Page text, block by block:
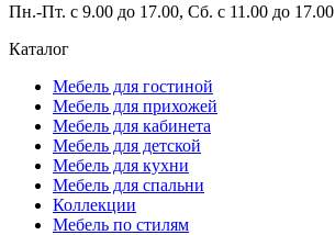
Пн.-Пт. с 9.00 до 17.00, Сб. с 11.00 до 17.00
Каталог
Мебель для гостиной
Мебель для прихожей
Мебель для кабинета
Мебель для детской
Мебель для кухни
Мебель для спальни
Коллекции
Мебель по стилям